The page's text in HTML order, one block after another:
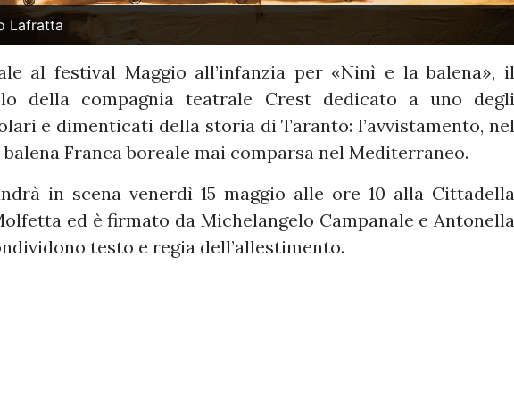
Lafratta
al festival Maggio all’infanzia per «Ninì e la balena», il
della compagnia teatrale Crest dedicato a uno degli
e dimenticati della storia di Taranto: l’avvistamento, nel
balena Franca boreale mai comparsa nel Mediterraneo.
in scena venerdì 15 maggio alle ore 10 alla Cittadella
ed è firmato da Michelangelo Campanale e Antonella
testo e regia dell’allestimento.